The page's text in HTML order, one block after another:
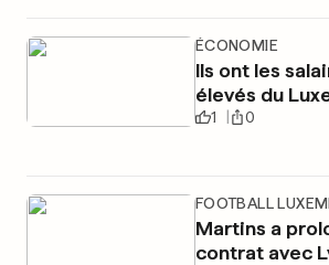
ÉCONOMIE
Ils ont les
élevés du
1 0
FOOTBALL
Martins a
contrat avec